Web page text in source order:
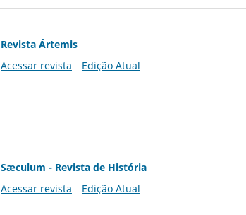
Revista Ártemis
Acessar revista
Edição Atual
Sæculum - Revista de História
Acessar revista
Edição Atual